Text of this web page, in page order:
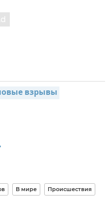
взрывы
В мире Происшествия